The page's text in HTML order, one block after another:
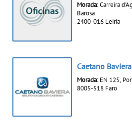
Morada:Carreira
Barosa
2400-016 Leiria
Caetano
Morada: EN 125,
8005-518 Faro